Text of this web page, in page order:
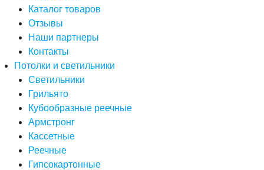
Каталог товаров
Отзывы
Наши партнеры
Контакты
Потолки и светильники
Светильники
Грильято
Кубообразные реечные
Армстронг
Кассетные
Реечные
Гипсокартонные